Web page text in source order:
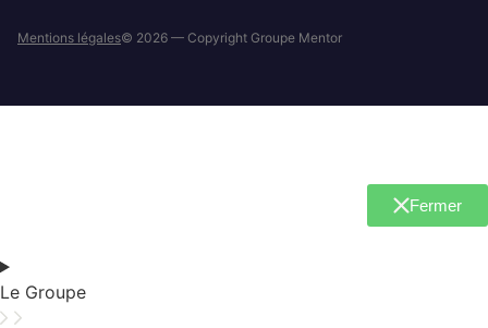
Mentions légales© 2026 — Copyright Groupe Mentor
Fermer
Le Groupe